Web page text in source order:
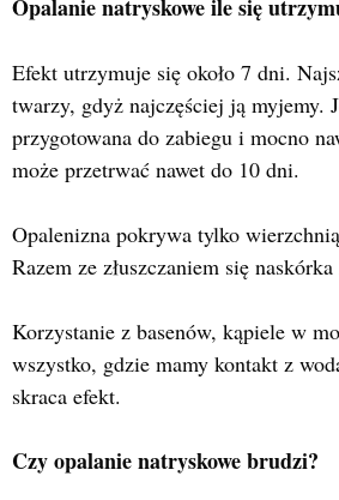
Opalanie natryskowe ile się
Efekt utrzymuje się około 7 dni.
twarzy, gdyż najczęściej ją myjemy.
przygotowana do zabiegu i mocno
może przetrwać nawet do 10 dni.
Opalenizna pokrywa tylko
Razem ze złuszczaniem się
Korzystanie z basenów, kąpiele w
wszystko, gdzie mamy kontakt z
skraca efekt.
Czy opalanie natryskowe brudzi?